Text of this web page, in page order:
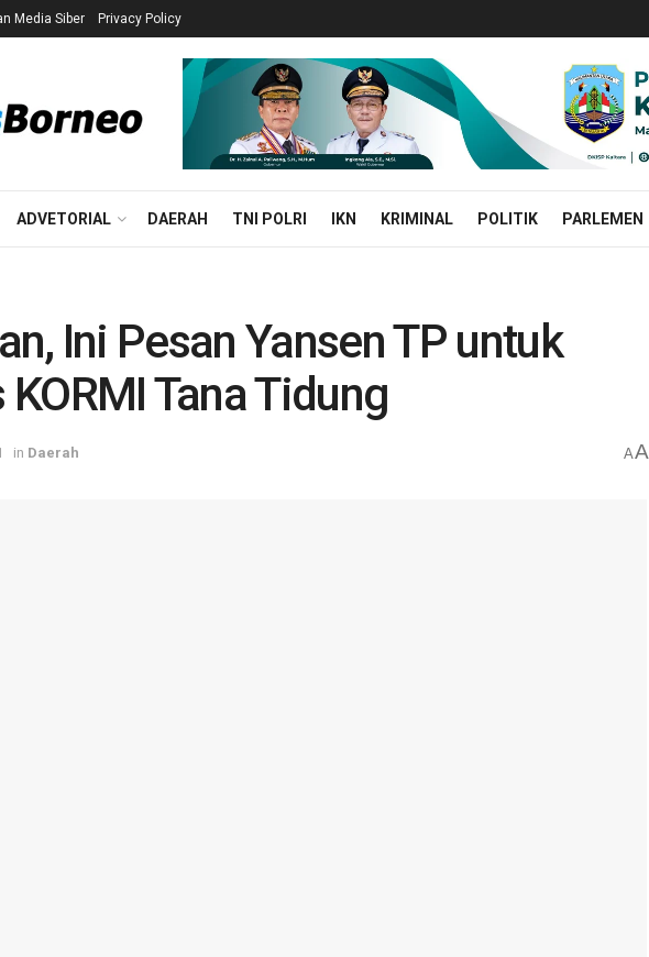
Media Siber Privacy Policy
ADVETORIAL DAERAH TNI POLRI IKN KRIMINAL POLITIK PARLEMEN
Ini Pesan Yansen TP untuk
Tana Tidung
in Daerah AA